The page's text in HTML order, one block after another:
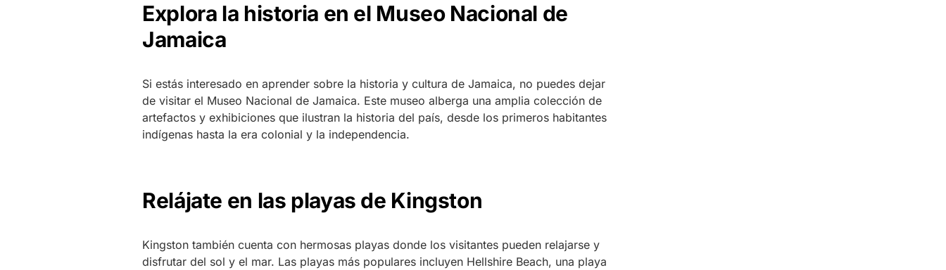
Explora la historia en el Museo Nacional de
Jamaica
Si estás interesado en aprender sobre la historia y cultura de Jamaica, no puedes dejar
de visitar el Museo Nacional de Jamaica. Este museo alberga una amplia colección de
artefactos y exhibiciones que ilustran la historia del país, desde los primeros habitantes
indígenas hasta la era colonial y la independencia.
Relájate en las playas de Kingston
Kingston también cuenta con hermosas playas donde los visitantes pueden relajarse y
disfrutar del sol y el mar. Las playas más populares incluyen Hellshire Beach, una playa